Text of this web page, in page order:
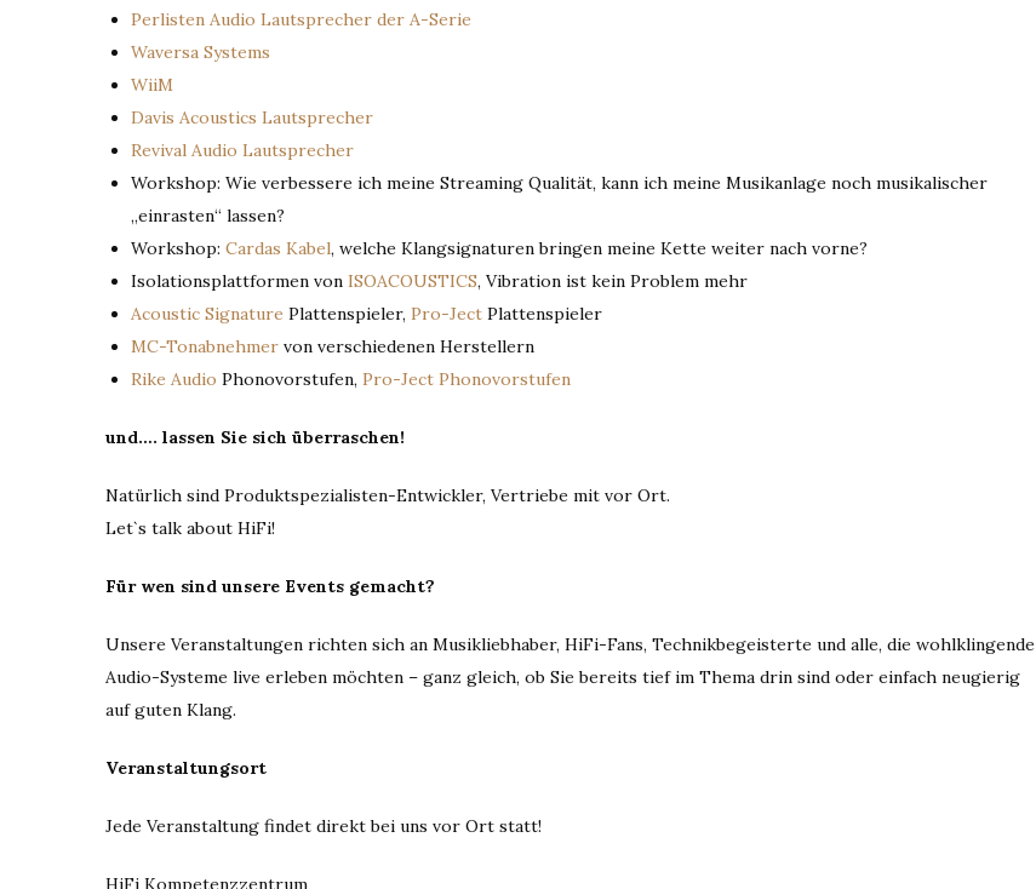
Perlisten Audio Lautsprecher der A-Serie
Waversa Systems
WiiM
Davis Acoustics Lautsprecher
Revival Audio Lautsprecher
Workshop: Wie verbessere ich meine Streaming Qualität, kann ich meine Musikanlage noch musikalischer
„einrasten“ lassen?
Workshop: Cardas Kabel, welche Klangsignaturen bringen meine Kette weiter nach vorne?
Isolationsplattformen von ISOACOUSTICS, Vibration ist kein Problem mehr
Acoustic Signature Plattenspieler, Pro-Ject Plattenspieler
MC-Tonabnehmer von verschiedenen Herstellern
Rike Audio Phonovorstufen, Pro-Ject Phonovorstufen
und…. lassen Sie sich überraschen!
Natürlich sind Produktspezialisten-Entwickler, Vertriebe mit vor Ort.
Let`s talk about HiFi!
Für wen sind unsere Events gemacht?
Unsere Veranstaltungen richten sich an Musikliebhaber, HiFi-Fans, Technikbegeisterte und alle, die wohlklingende
Audio-Systeme live erleben möchten – ganz gleich, ob Sie bereits tief im Thema drin sind oder einfach neugierig
auf guten Klang.
Veranstaltungsort
Jede Veranstaltung findet direkt bei uns vor Ort statt!
HiFi Kompetenzzentrum